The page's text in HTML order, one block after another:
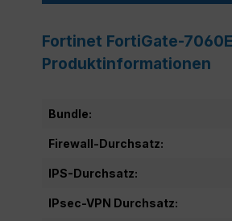
Fortinet FortiGate-
Produktinformationen
Bundle:
Firewall-Durchsatz:
IPS-Durchsatz:
IPsec-VPN Durchsatz: